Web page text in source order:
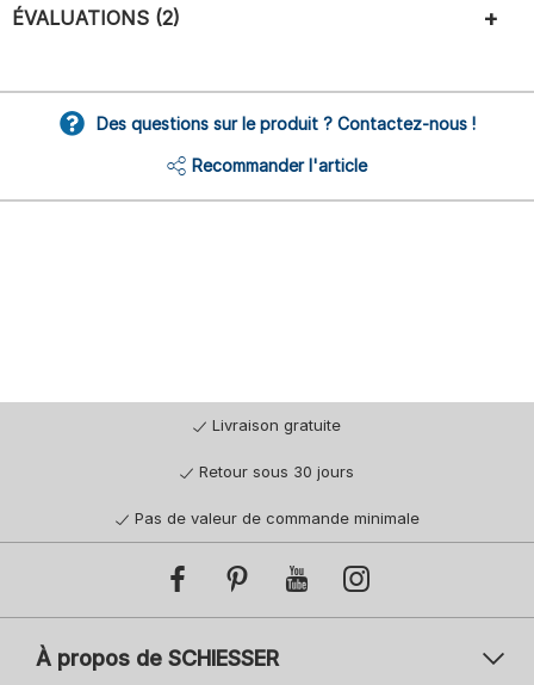
ÉVALUATIONS (2)
Des questions sur le produit ? Contactez-nous !
Recommander l'article
Livraison gratuite
Retour sous 30 jours
Pas de valeur de commande minimale
À propos de SCHIESSER